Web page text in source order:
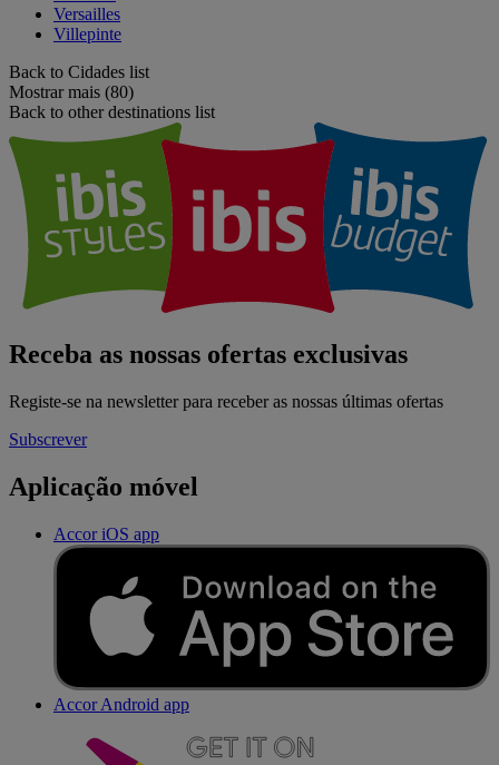
Versailles
Villepinte
Back to Cidades list
Mostrar mais (80)
Back to other destinations list
Receba as nossas ofertas exclusivas
Registe-se na newsletter para receber as nossas últimas ofertas
Subscrever
Aplicação móvel
Accor iOS app
Accor Android app